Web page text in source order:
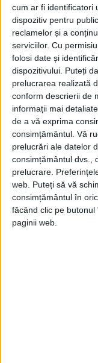
cum ar fi identificatori
dispozitiv pentru
reclamelor și a
serviciilor. Cu
folosi date și
dispozitivului. Puteți
prelucrarea realizată
conform descrierii de
informații mai
de a vă exprima
consimțământul. Vă
prelucrări ale datelor
consimțământul dvs.,
prelucrare.
web. Puteți să vă
consimțământul în
făcând clic pe
paginii web.
În interior se
câmpie de 30
lățime,
frumoase.
Cel mai de
apoi Alba Iulia